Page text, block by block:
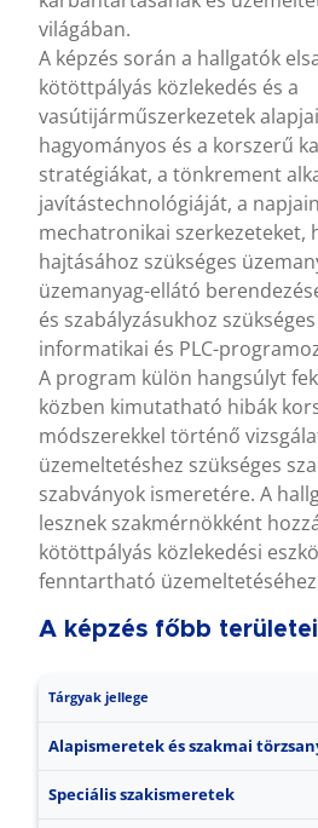
világában.
A képzés során a hallgatók
kötöttpályás közlekedés és a
vasútijárműszerkezetek
hagyományos és a korszerű
stratégiákat, a tönkrement
javítástechnológiáját, a
mechatronikai szerkezeteket,
hajtásához szükséges
üzemanyag-ellátó
és szabályzásukhoz
informatikai és PLC-
A program külön hangsúlyt
közben kimutatható hibák
módszerekkel történő
üzemeltetéshez szükséges
szabványok ismeretére. A
lesznek szakmérnökként
kötöttpályás közlekedési
fenntartható
A képzés főbb területei
Tárgyak jellege
Alapismeretek és szakmai
Speciális szakismeretek